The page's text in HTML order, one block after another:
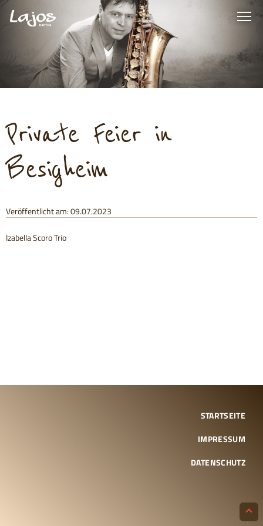
Private Feier in
Besigheim
Veröffentlicht am: 09.07.2023
Izabella Scoro Trio
STARTSEITE
IMPRESSUM
DATENSCHUTZ